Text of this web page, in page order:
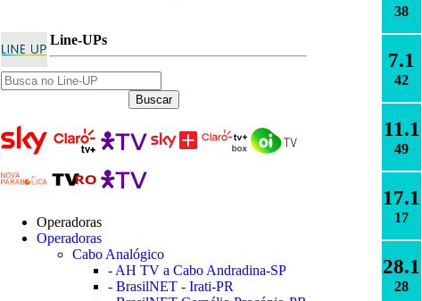
Line-UPs
Operadoras
Operadoras
Cabo Analógico
- AH TV a Cabo Andradina-SP
- BrasilNET - Irati-PR
38
7.1
42
11.1
49
17.1
17
28.1
28